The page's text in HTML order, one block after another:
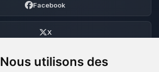
Nous utilisons des
Facebook
X
Discord